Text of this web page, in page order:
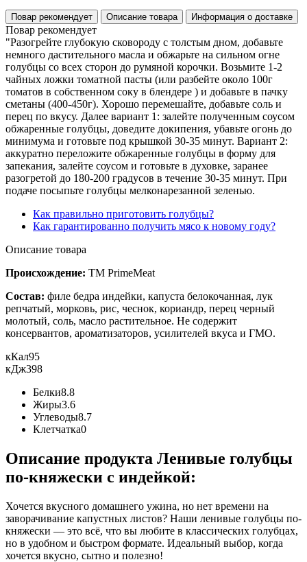
Повар рекомендует Описание товара Информация о доставке
Повар рекомендует
"Разогрейте глубокую сковороду с толстым дном, добавьте
немного дастительного масла и обжарьте на сильном огне
голубцы со всех сторон до румяной корочки. Возьмите 1-2
чайных ложки томатной пасты (или разбейте около 100г
томатов в собственном соку в блендере ) и добавьте в пачку
сметаны (400-450г). Хорошо перемешайте, добавьте соль и
перец по вкусу. Далее вариант 1: залейте полученным соусом
обжаренные голубцы, доведите докипения, убавьте огонь до
минимума и готовьте под крышкой 30-35 минут. Вариант 2:
аккуратно переложите обжаренные голубцы в форму для
запекания, залейте соусом и готовьте в духовке, заранее
разогретой до 180-200 градусов в течение 30-35 минут. При
подаче посыпьте голубцы мелконарезанной зеленью.
Как правильно приготовить голубцы?
Как гарантированно получить мясо к новому году?
Описание товара
Происхождение: ТМ PrimeMeat
Состав: филе бедра индейки, капуста белокочанная, лук
репчатый, морковь, рис, чеснок, кориандр, перец черный
молотый, соль, масло растительное. Не содержит
консервантов, ароматизаторов, усилителей вкуса и ГМО.
кКал95
кДж398
Белки8.8
Жиры3.6
Углеводы8.7
Клетчатка0
Описание продукта Ленивые голубцы
по-княжески с индейкой:
Хочется вкусного домашнего ужина, но нет времени на
заворачивание капустных листов? Наши ленивые голубцы по-
княжески — это всё, что вы любите в классических голубцах,
но в удобном и быстром формате. Идеальный выбор, когда
хочется вкусно, сытно и полезно!